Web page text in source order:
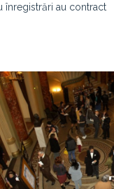
înregistrări au contract